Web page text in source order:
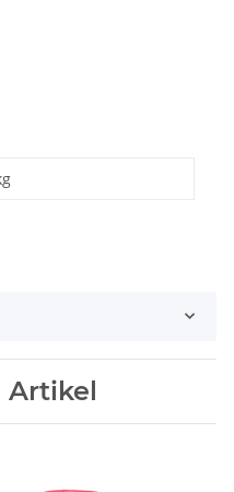
Artikel